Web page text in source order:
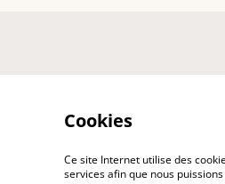
Cookies
Ce site Internet utilise des
services afin que nous